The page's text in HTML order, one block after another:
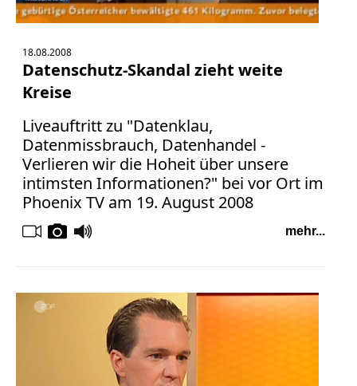
18.08.2008
Datenschutz-Skandal zieht weite
Kreise
Liveauftritt zu "Datenklau,
Datenmissbrauch, Datenhandel -
Verlieren wir die Hoheit über unsere
intimsten Informationen?" bei vor Ort im
Phoenix TV am 19. August 2008
mehr...